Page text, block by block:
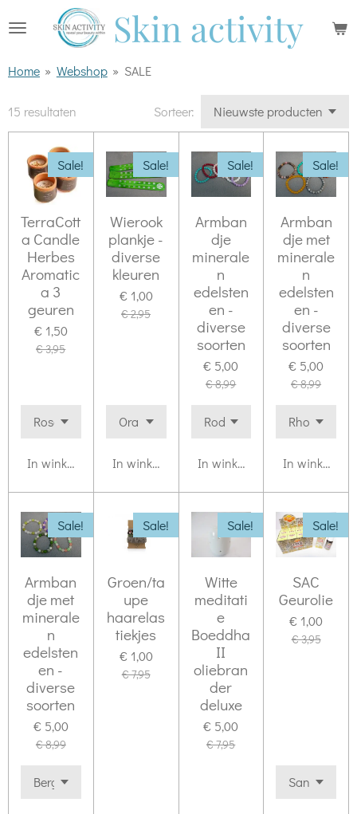
hoofdinhoud
Skin activity
Home » Webshop » SALE
15 resultaten Sorteer:
Sale!
TerraCott
a Candle
Herbes
Aromatic
a 3
geuren
€ 1,50
€ 3,95
In winkelwagen
Sale!
Wierook
plankje -
diverse
kleuren
€ 1,00
€ 2,95
In winkelwagen
Sale!
Armban
dje
minerale
n
edelsten
en -
diverse
soorten
€ 5,00
€ 8,99
In winkelwagen
Sale!
Armban
dje met
minerale
n
edelsten
en -
diverse
soorten
€ 5,00
€ 8,99
In
Sale!
Armban
dje met
minerale
n
edelsten
en -
diverse
soorten
€ 5,00
€ 8,99
Sale!
Groen/ta
upe
haarelas
tiekjes
€ 1,00
€ 7,95
Sale!
Witte
meditati
e
Boeddha
II
oliebran
der
deluxe
€ 5,00
€ 7,95
Sale!
SAC
Geurolie
€ 1,00
€ 3,95